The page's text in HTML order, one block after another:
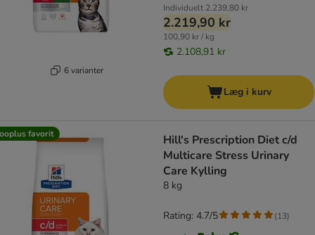
6 varianter
Individuelt 2.239,80 kr
2.219,90 kr
100,90 kr / kg
2.108,91 kr
Læg i kurv
favorit
Hill's Prescription Diet c/d
Multicare Stress Urinary
Care Kylling
8 kg
Rating: 4.7/5 (13)